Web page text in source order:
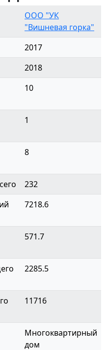
ООО "УК
"Вишневая горка"
2017
2018
10
1
8
232
7218.6
571.7
2285.5
11716
Многоквартирный
дом